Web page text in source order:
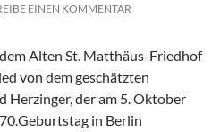
EINEN KOMMENTAR
Alten St. Matthäus-Friedhof
von dem geschätzten
Herzinger, der am 5. Oktober
in Berlin